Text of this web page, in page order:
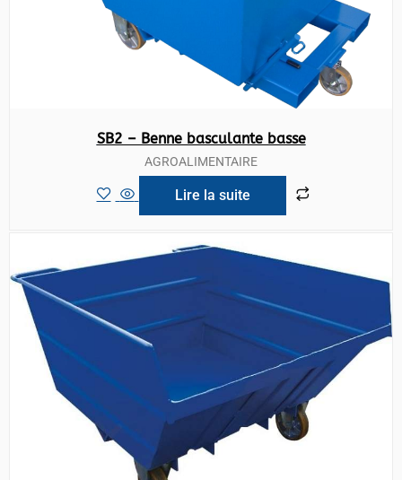
SB2 – Benne basculante basse
AGROALIMENTAIRE
Lire la suite